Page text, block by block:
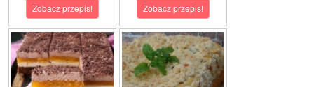
Zobacz przepis! Zobacz przepis!